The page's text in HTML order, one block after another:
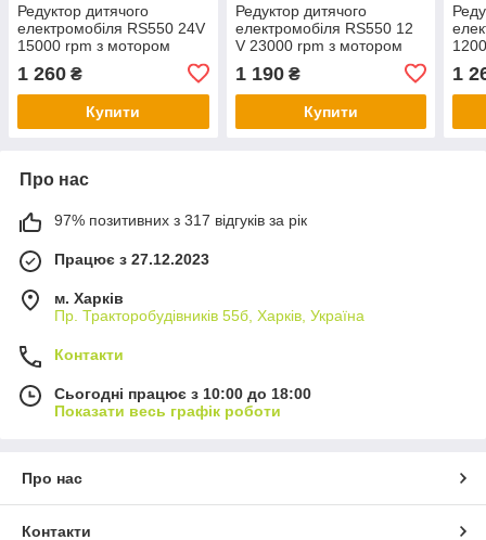
Редуктор дитячого
електромобіля RS550 24V
15000 rpm з мотором
1 260 ₴
Купити
Редуктор дитячого
електромобіля RS550 12
V 23000 rpm з мотором
1 190₴
Купити
1
Про нас
97% позитивних з 317 відгуків за рік
Працює з 27.12.2023
м. Харків
Пр. Тракторобудiвникiв 55б, Харків, Україна
Контакти
Сьогодні працює з 10:00 до 18:00
Показати весь графік роботи
Про нас
Контакти